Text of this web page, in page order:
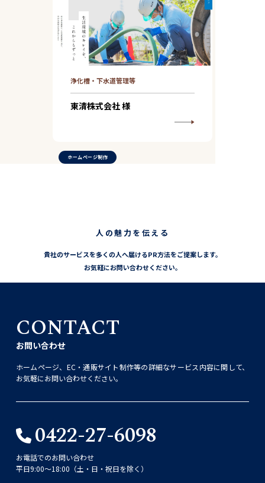
東清株式会社 様
浄化槽・下水道管理等
ホームページ制作
人の魅力を伝える
貴社のサービスを多くの人へ届けるPR方法をご提案します。
お気軽にお問い合わせください。
CONTACT
お問い合わせ
ホームページ、EC・通販サイト制作等の詳細なサービス内容に関して、
お気軽にお問い合わせください。
0422-27-6098
お電話でのお問い合わせ
平日9:00〜18:00（土・日・祝日を除く）